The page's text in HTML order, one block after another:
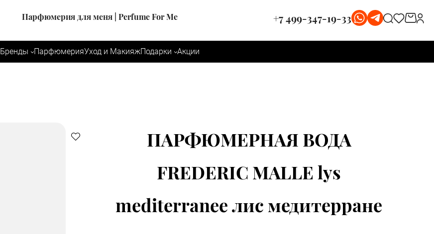
Парфюмерия для меня | Perfume For Me +7 499-347-19-33
Бренды ПарфюмерияУход и МакияжПодарки Акции
ПАРФЮМЕРНАЯ ВОДА
FREDERIC MALLE lys
mediterranee лис медитерране